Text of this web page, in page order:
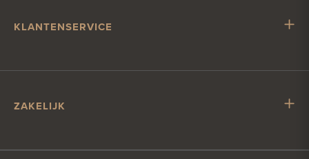
Vacatures
KLANTENSERVICE
Account & betalen
Klantcontact?
ZAKELIJK